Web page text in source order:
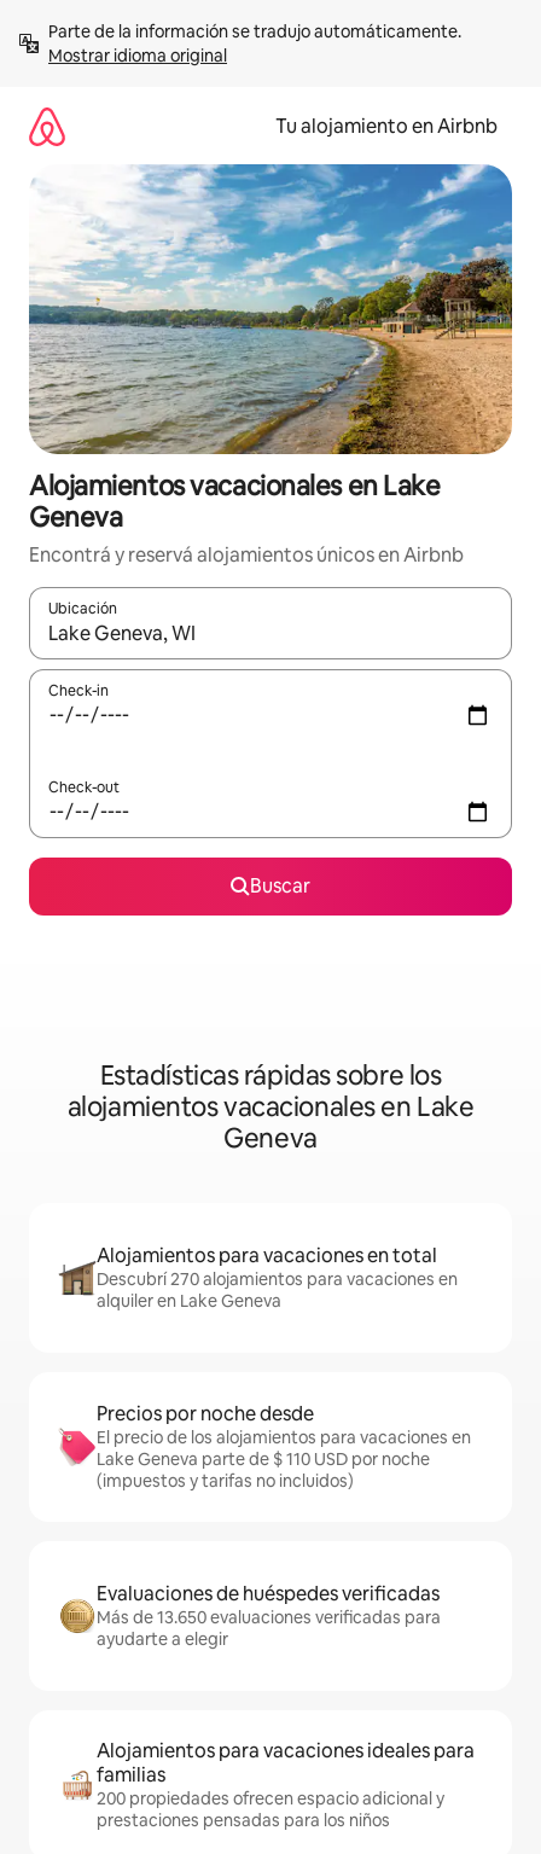
contenidoMostrar idioma original
Tu alojamiento en Airbnb
Alojamientos vacacionales en Lake
Geneva
Encontrá y reservá alojamientos únicos en Airbnb
Ubicación
Cuando los resultados estén disponibles, navegá con las
Check-in
Check-out
Buscar
Estadísticas rápidas sobre los
alojamientos vacacionales en Lake
Geneva
Alojamientos para vacaciones en total
Descubrí 270 alojamientos para vacaciones en
alquiler en Lake Geneva
Precios por noche desde
El precio de los alojamientos para vacaciones en
Lake Geneva parte de $ 110 USD por noche
(impuestos y tarifas no incluidos)
Evaluaciones de huéspedes verificadas
Más de 13.650 evaluaciones verificadas para
ayudarte a elegir
Alojamientos para vacaciones ideales para
familias
200 propiedades ofrecen espacio adicional y
prestaciones pensadas para los niños